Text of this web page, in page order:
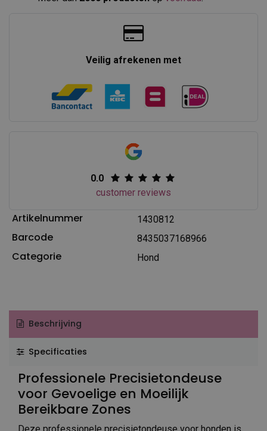
Veilig afrekenen met
0.0
customer reviews
Artikelnummer 1430812
Barcode 8435037168966
Categorie Hond
Beschrijving
Specificaties
Professionele Precisietondeuse
voor Gevoelige en Moeilijk
Bereikbare Zones